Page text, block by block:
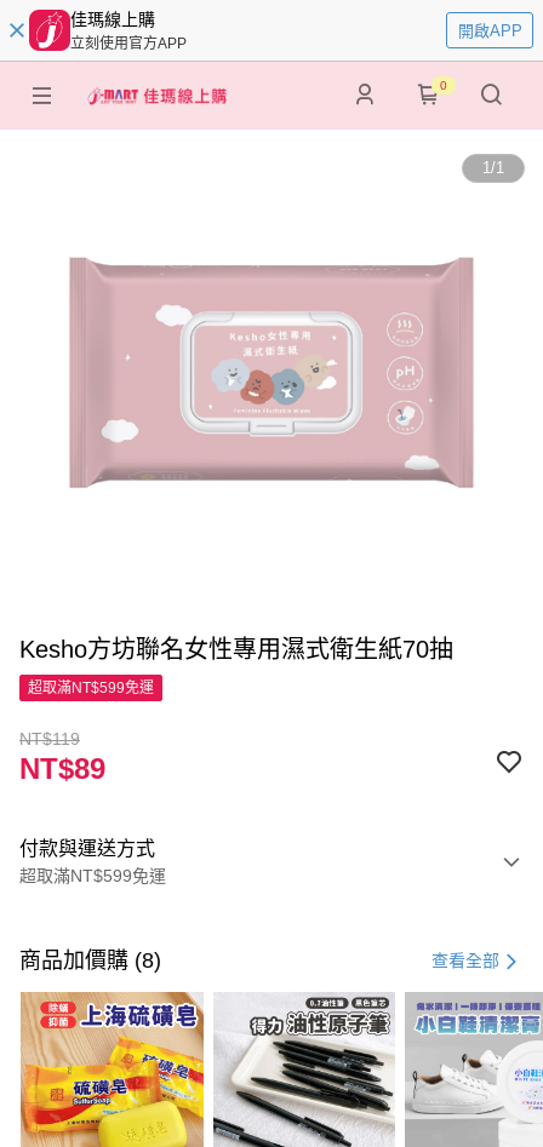
佳瑪線上購
立刻使用官方APP
開啟APP
0
1/1
Kesho方坊聯名女性專用濕式衛生紙70抽
超取滿NT$599免運
NT$119
NT$89
付款與運送方式
超取滿NT$599免運
信用卡一次付款
超商取貨付款
LINE Pay
Apple Pay
街口支付
商品加價購 (8) 查看全部